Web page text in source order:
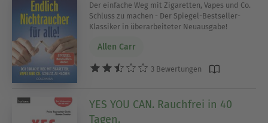
Der einfache Weg mit Zigaretten, Vapes und Co.
Schluss zu machen - Der Spiegel-Bestseller-
Klassiker in überarbeiteter Neuausgabe!
Allen Carr
3 Bewertungen
YES YOU CAN. Rauchfrei in 40
Tagen.